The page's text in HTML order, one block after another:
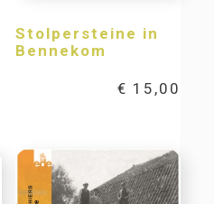
Stolpersteine in
Bennekom
€ 15,00